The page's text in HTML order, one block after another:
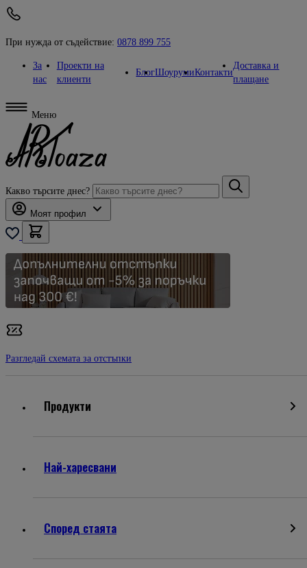
При нужда от съдействие: 0878 899 755
За
нас
Проекти на
клиенти
БлогШоурумиКонтакти
Доставка и
плащане
Меню
Какво търсите днес?
Моят профил
Разгледай схемата за отстъпки
Продукти
Най-харесвани
Според стаята